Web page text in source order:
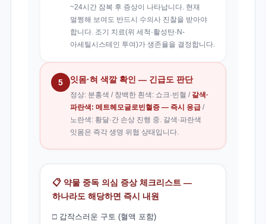
~24시간 잠복 후 증상이 나타납니다. 현재
멀쩡해 보여도 반드시 수의사 진찰을 받아야
합니다. 조기 치료(위 세척·활성탄·N-
아세틸시스테인 투여)가 생존율을 결정합니다.
5 잇몸·혀 색깔 확인 — 긴급도 판단
정상: 분홍색 / 창백한 흰색: 쇼크·빈혈 / 갈색·
파란색: 메트헤모글로빈혈증 — 즉시 응급/
노란색: 황달·간 손상 진행 중. 갈색·파란색
잇몸은 즉각 생명 위협 상태입니다.
📋 약물 중독 의심 증상 체크리스트 —
하나라도 해당하면 즉시 내원
□ 갑작스러운 구토 (혈액 포함)